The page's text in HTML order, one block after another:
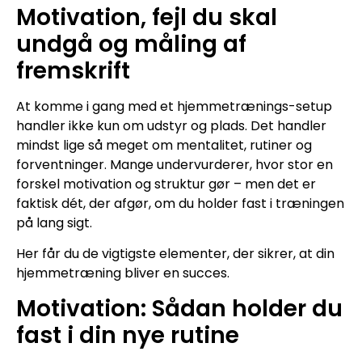
Motivation, fejl du skal
undgå og måling af
fremskrift
At komme i gang med et hjemmetrænings-setup
handler ikke kun om udstyr og plads. Det handler
mindst lige så meget om mentalitet, rutiner og
forventninger. Mange undervurderer, hvor stor en
forskel motivation og struktur gør – men det er
faktisk dét, der afgør, om du holder fast i træningen
på lang sigt.
Her får du de vigtigste elementer, der sikrer, at din
hjemmetræning bliver en succes.
Motivation: Sådan holder du
fast i din nye rutine